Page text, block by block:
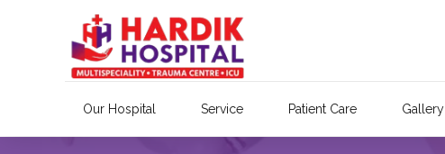
Our Hospital Service Patient Care Gallery